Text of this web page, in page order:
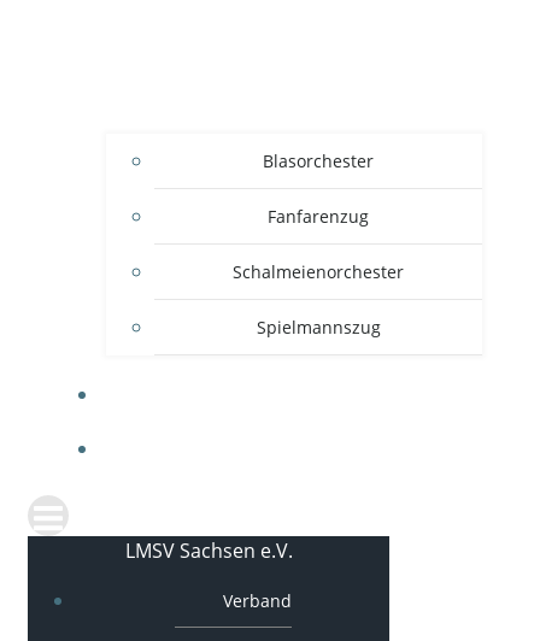
Blasorchester
Fanfarenzug
Schalmeienorchester
Spielmannszug
LMSV Sachsen e.V.
Verband